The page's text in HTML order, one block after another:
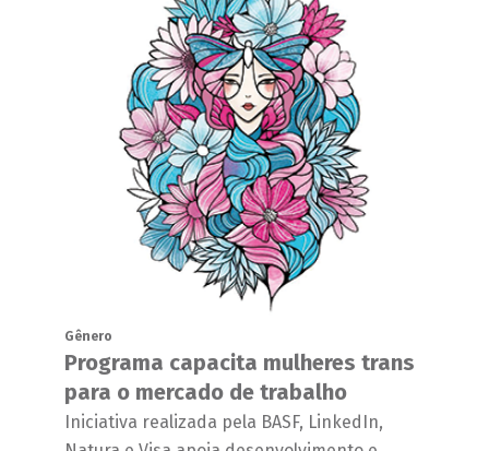
Gênero
Programa capacita mulheres trans
para o mercado de trabalho
Iniciativa realizada pela BASF, LinkedIn,